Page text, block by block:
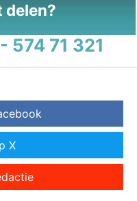
delen?
574 71 321
X